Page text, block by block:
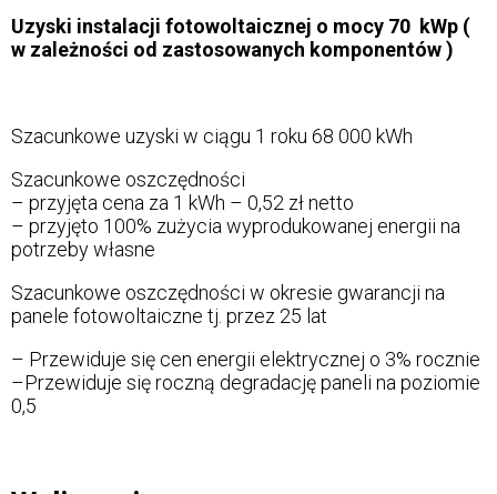
Uzyski instalacji fotowoltaicznej o mocy 70 kWp (
w zależności od zastosowanych komponentów )
Szacunkowe uzyski w ciągu 1 roku 68 000 kWh
Szacunkowe oszczędności
– przyjęta cena za 1 kWh – 0,52 zł netto
– przyjęto 100% zużycia wyprodukowanej energii na
potrzeby własne
Szacunkowe oszczędności w okresie gwarancji na
panele fotowoltaiczne tj. przez 25 lat
– Przewiduje się cen energii elektrycznej o 3% rocznie
–Przewiduje się roczną degradację paneli na poziomie
0,5